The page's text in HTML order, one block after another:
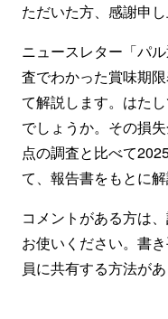
ただいた方、感謝申し
ニュースレター「パ
査でわかった賞味期
て解説します。はた
でしょうか。その損
点の調査と比べて
て、報告書をもとに解
コメントがある方は
お使いください。書
員に共有する方法があ